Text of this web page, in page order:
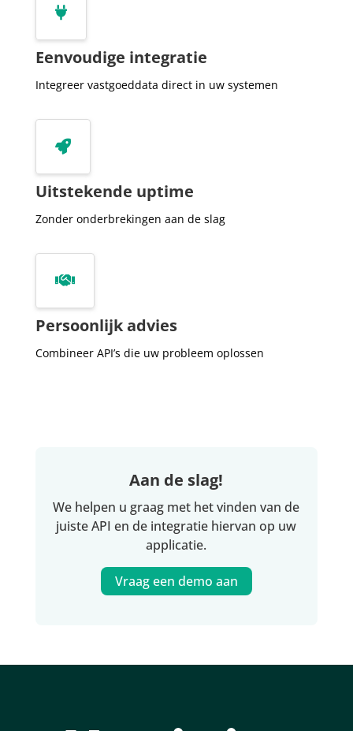
      'town': 'Zutphen',
      'volume': 820,
      'volumeSrc': 'Matrixian',
      'energyLabel': 'A',
      'energyLabelSrc': 'Funda',
      'statusSrc': null,
      'offeredPrice': null,
      'offeredPriceSrc': null,
'transactionPriceIndexedDateTransport':
  ]
}

Eenvoudige integratie
Integreer vastgoeddata direct in uw systemen

Uitstekende uptime
Zonder onderbrekingen aan de slag

Persoonlijk advies
Combineer API’s die uw probleem oplossen
Aan de slag!
We helpen u graag met het vinden van de
juiste API en de integratie hiervan op uw
applicatie.
Vraag een demo aan